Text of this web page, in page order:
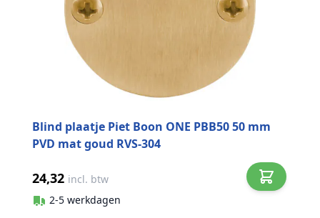
Blind plaatje Piet Boon ONE PBB50 50 mm
PVD mat goud RVS-304
24,32 incl. btw
2-5 werkdagen